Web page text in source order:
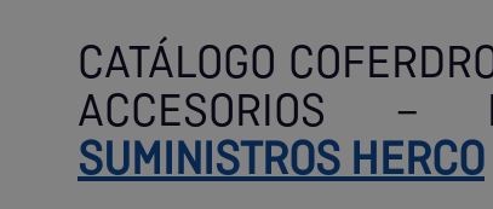
CATÁLOGO
ACCESORIOS –
SUMINISTROS HERCO